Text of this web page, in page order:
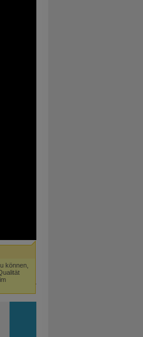
können,